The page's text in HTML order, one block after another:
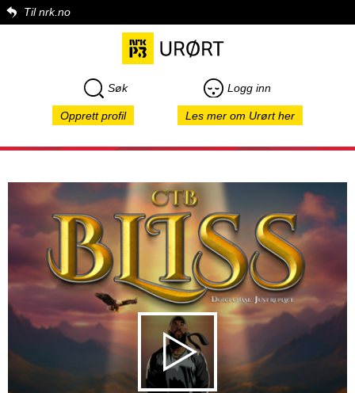
Til nrk.no
Søk Logg inn
Opprett profil Les mer om Urørt her